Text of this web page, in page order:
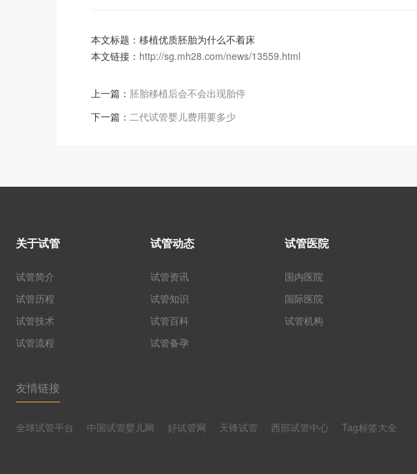
本文标题：移植优质胚胎为什么不着床
本文链接： http://sg.mh28.com/news/13559.html
上一篇： 胚胎移植后会不会出现胎停
下一篇： 二代试管婴儿费用要多少
关于试管
试管简介
试管历程
试管技术
试管流程
试管动态
试管资讯
试管知识
试管百科
试管备孕
试管医院
国内医院
国际医院
试管机构
友情链接
全球试管平台 中国试管婴儿网 好试管网 天锋试管 西部试管中心 Tag标签大全